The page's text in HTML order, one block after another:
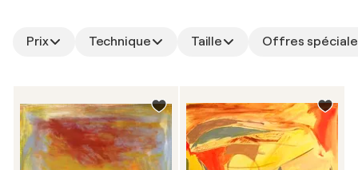
Prix Technique Taille Offres